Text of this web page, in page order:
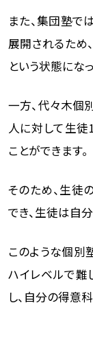
また、集団塾で
展開されるため
という状態にな
一方、代々木個
人に対して生徒
ことができます。
そのため、生徒
でき、生徒は自
このような個別
ハイレベルで難
し、自分の得意